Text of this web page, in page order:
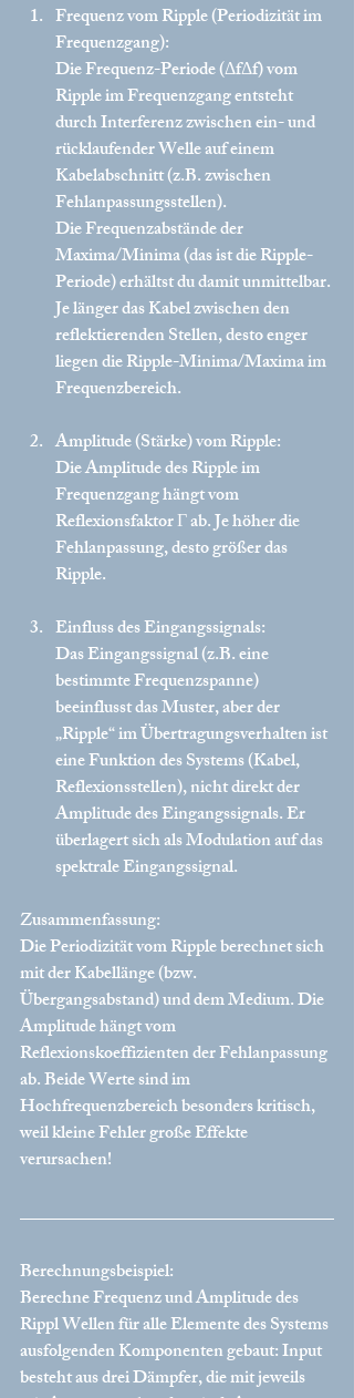
Frequenz vom Ripple (Periodizität im
Frequenzgang):
Die Frequenz-Periode (ΔfΔf) vom
Ripple im Frequenzgang entsteht
durch Interferenz zwischen ein- und
rücklaufender Welle auf einem
Kabelabschnitt (z.B. zwischen
Fehlanpassungsstellen).
Die Frequenzabstände der
Maxima/Minima (das ist die Ripple-
Periode) erhältst du damit unmittelbar.
Je länger das Kabel zwischen den
reflektierenden Stellen, desto enger
liegen die Ripple-Minima/Maxima im
Frequenzbereich.
Amplitude (Stärke) vom Ripple:
Die Amplitude des Ripple im
Frequenzgang hängt vom
Reflexionsfaktor Γ ab. Je höher die
Fehlanpassung, desto größer das
Ripple.
Einfluss des Eingangssignals:
Das Eingangssignal (z.B. eine
bestimmte Frequenzspanne)
beeinflusst das Muster, aber der
„Ripple“ im Übertragungsverhalten ist
eine Funktion des Systems (Kabel,
Reflexionsstellen), nicht direkt der
Amplitude des Eingangssignals. Er
überlagert sich als Modulation auf das
spektrale Eingangssignal.
Zusammenfassung:
Die Periodizität vom Ripple berechnet sich
mit der Kabellänge (bzw.
Übergangsabstand) und dem Medium. Die
Amplitude hängt vom
Reflexionskoeffizienten der Fehlanpassung
ab. Beide Werte sind im
Hochfrequenzbereich besonders kritisch,
weil kleine Fehler große Effekte
verursachen!
Berechnungsbeispiel:
Berechne Frequenz und Amplitude des
Rippl Wellen für alle Elemente des Systems
ausfolgenden Komponenten gebaut: Input
besteht aus drei Dämpfer, die mit jeweils